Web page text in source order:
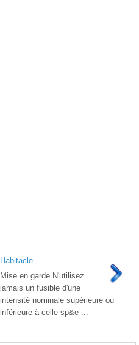
Habitacle
Mise en garde N'utilisez
jamais un fusible d'une
intensité nominale supérieure ou
inférieure à celle sp&e ...